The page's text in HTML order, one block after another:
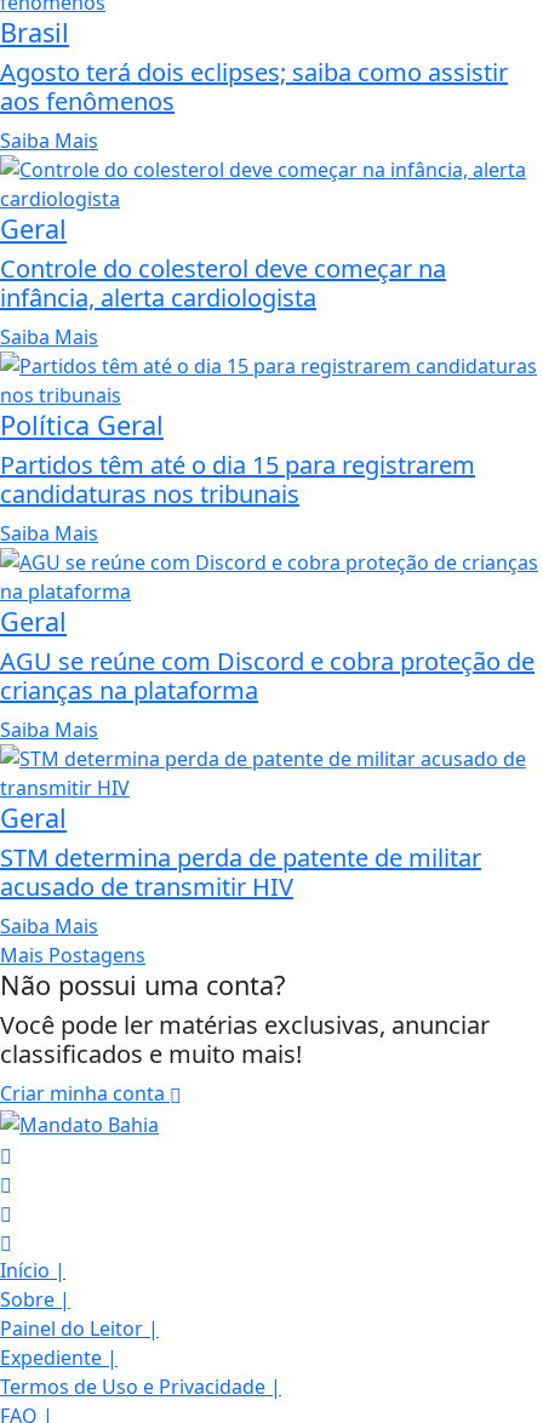
Brasil
Agosto terá dois eclipses; saiba como assistir
aos fenômenos
Saiba Mais
Geral
Controle do colesterol deve começar na
infância, alerta cardiologista
Saiba Mais
Política Geral
Partidos têm até o dia 15 para registrarem
candidaturas nos tribunais
Saiba Mais
Geral
AGU se reúne com Discord e cobra proteção de
crianças na plataforma
Saiba Mais
Geral
STM determina perda de patente de militar
acusado de transmitir HIV
Saiba Mais
Mais Postagens
Não possui uma conta?
Você pode ler matérias exclusivas, anunciar
classificados e muito mais!
Criar minha conta
Início |
Sobre |
Painel do Leitor |
Expediente |
Termos de Uso e Privacidade |
FAQ |